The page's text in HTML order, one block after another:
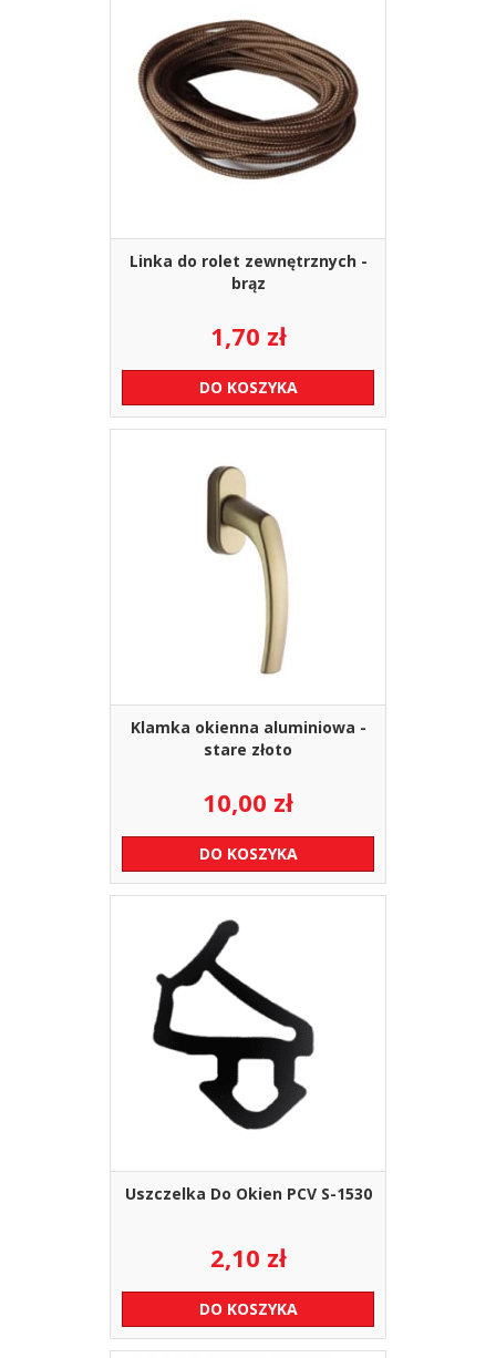
Linka do rolet zewnętrznych -
brąz
1,70 zł
DO KOSZYKA
Klamka okienna aluminiowa -
stare złoto
10,00 zł
DO KOSZYKA
Uszczelka Do Okien PCV S-1530
2,10 zł
DO KOSZYKA